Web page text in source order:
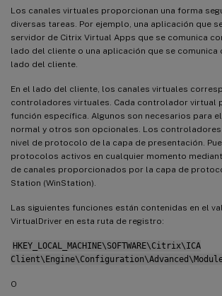
Los canales virtuales proporcionan una forma
diversas tareas. Por ejemplo, una aplicación que
servidor de Citrix Virtual Apps que se comunica
lado del cliente o una aplicación que se comunica
lado del cliente.
En el lado del cliente, los canales virtuales
controladores virtuales. Cada controlador virtual
función específica. Algunos son necesarios para
normal y otros son opcionales. Los
nivel de protocolo de la capa de presentación.
protocolos activos en cualquier momento
de canales proporcionados por la capa de
Station (WinStation).
Las siguientes funciones están contenidas en el
VirtualDriver en esta ruta de registro:
HKEY_LOCAL_MACHINE\SOFTWARE\Citrix\ICA
O